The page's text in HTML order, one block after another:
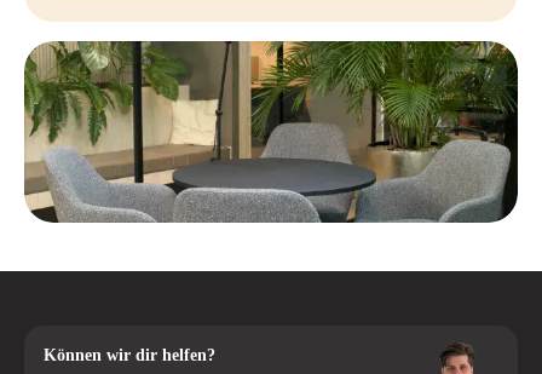
Können wir dir helfen?